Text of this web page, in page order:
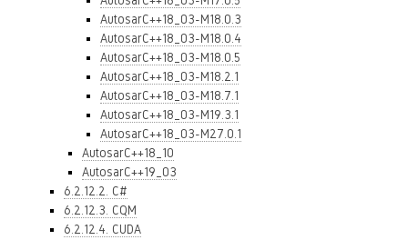
AutosarC++18_03-M18.0.3
AutosarC++18_03-M18.0.4
AutosarC++18_03-M18.0.5
AutosarC++18_03-M18.2.1
AutosarC++18_03-M18.7.1
AutosarC++18_03-M19.3.1
AutosarC++18_03-M27.0.1
AutosarC++18_10
AutosarC++19_03
6.2.12.2. C#
6.2.12.3. CQM
6.2.12.4. CUDA